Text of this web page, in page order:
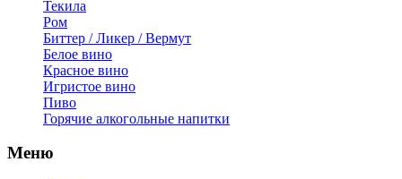
Текила
Ром
Биттер / Ликер / Вермут
Белое вино
Красное вино
Игристое вино
Пиво
Горячие алкогольные напитки
Меню